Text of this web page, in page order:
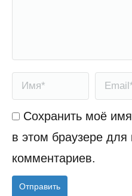
Имя * Email
Сохранить моё
в этом браузере
комментариев.
Отправить